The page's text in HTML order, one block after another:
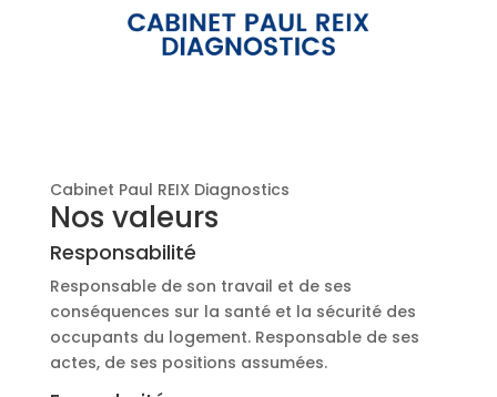
Cabinet Paul REIX Diagnostics
Nos valeurs
Responsabilité
Responsable de son travail et de ses
conséquences sur la santé et la sécurité des
occupants du logement. Responsable de ses
actes, de ses positions assumées.